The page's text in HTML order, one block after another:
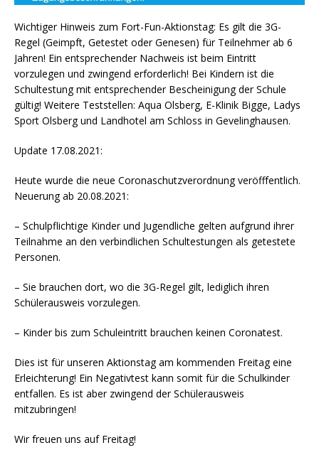
Wichtiger Hinweis zum Fort-Fun-Aktionstag: Es gilt die 3G-
Regel (Geimpft, Getestet oder Genesen) für Teilnehmer ab 6
Jahren! Ein entsprechender Nachweis ist beim Eintritt
vorzulegen und zwingend erforderlich! Bei Kindern ist die
Schultestung mit entsprechender Bescheinigung der Schule
gültig! Weitere Teststellen: Aqua Olsberg, E-Klinik Bigge, Ladys
Sport Olsberg und Landhotel am Schloss in Gevelinghausen.
Update 17.08.2021:
Heute wurde die neue Coronaschutzverordnung veröfffentlich.
Neuerung ab 20.08.2021:
– Schulpflichtige Kinder und Jugendliche gelten aufgrund ihrer
Teilnahme an den verbindlichen Schultestungen als getestete
Personen.
– Sie brauchen dort, wo die 3G-Regel gilt, lediglich ihren
Schülerausweis vorzulegen.
– Kinder bis zum Schuleintritt brauchen keinen Coronatest.
Dies ist für unseren Aktionstag am kommenden Freitag eine
Erleichterung! Ein Negativtest kann somit für die Schulkinder
entfallen. Es ist aber zwingend der Schülerausweis
mitzubringen!
Wir freuen uns auf Freitag!